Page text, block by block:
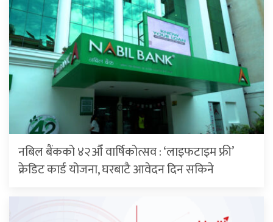
नबिल बैंकको ४२औँ वार्षिकोत्सव : ‘लाइफटाइम फ्री’
क्रेडिट कार्ड योजना, घरबाटै आवेदन दिन सकिने